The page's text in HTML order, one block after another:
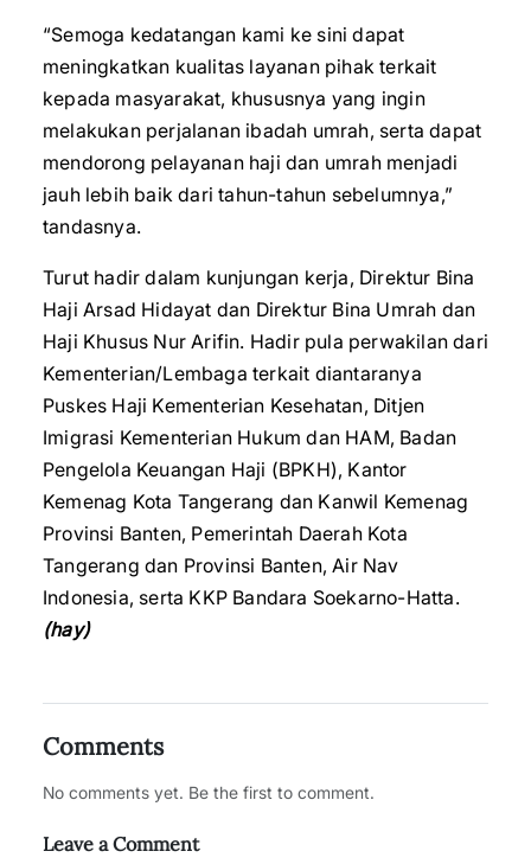
“Semoga kedatangan kami ke sini dapat
meningkatkan kualitas layanan pihak terkait
kepada masyarakat, khususnya yang ingin
melakukan perjalanan ibadah umrah, serta dapat
mendorong pelayanan haji dan umrah menjadi
jauh lebih baik dari tahun-tahun sebelumnya,”
tandasnya.
Turut hadir dalam kunjungan kerja, Direktur Bina
Haji Arsad Hidayat dan Direktur Bina Umrah dan
Haji Khusus Nur Arifin. Hadir pula perwakilan dari
Kementerian/Lembaga terkait diantaranya
Puskes Haji Kementerian Kesehatan, Ditjen
Imigrasi Kementerian Hukum dan HAM, Badan
Pengelola Keuangan Haji (BPKH), Kantor
Kemenag Kota Tangerang dan Kanwil Kemenag
Provinsi Banten, Pemerintah Daerah Kota
Tangerang dan Provinsi Banten, Air Nav
Indonesia, serta KKP Bandara Soekarno-Hatta.
(hay)
Comments
No comments yet. Be the first to comment.
Leave a Comment